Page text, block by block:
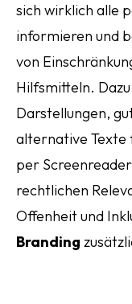
sich wirklich alle
informieren und
von
Hilfsmitteln.
Darstellungen,
alternative Texte
per
rechtlichen
Offenheit und
Branding